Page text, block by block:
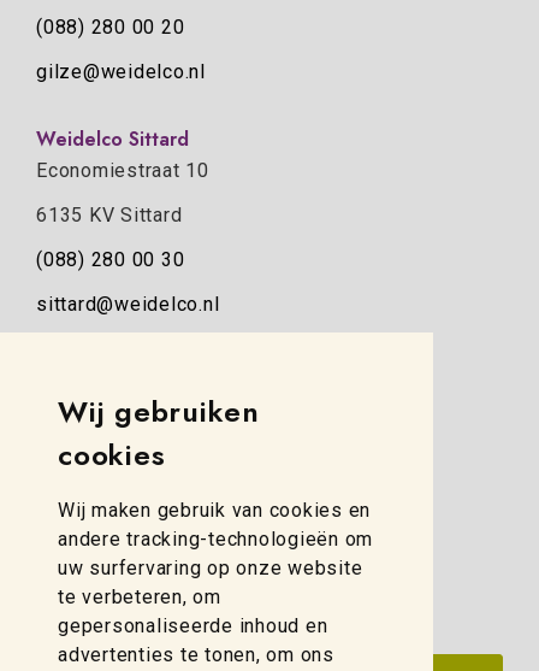
Wij gebruiken
cookies
Wij maken gebruik van cookies en
andere tracking-technologieën om
uw surfervaring op onze website
te verbeteren, om
gepersonaliseerde inhoud en
advertenties te tonen, om ons
(088) 280 00 20
gilze@weidelco.nl
Weidelco Sittard
Economiestraat 10
6135 KV Sittard
(088) 280 00 30
sittard@weidelco.nl
Simon Stevinweg 8
8013 NB Zwolle
zwolle@weidelco.nl